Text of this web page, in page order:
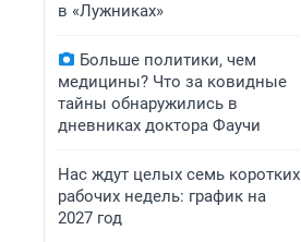
в «Лужниках»
Больше политики, чем
медицины? Что за ковидные
тайны обнаружились в
дневниках доктора Фаучи
Нас ждут целых семь коротких
рабочих недель: график на
2027 год